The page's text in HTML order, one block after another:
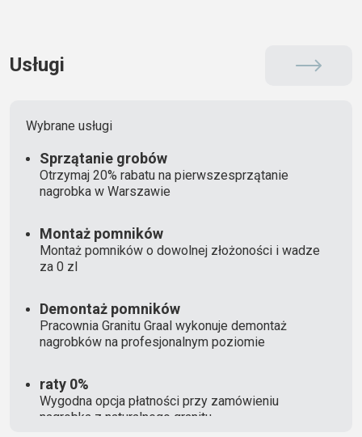
Usługi
Wybrane usługi
Sprzątanie grobów
Otrzymaj 20% rabatu na pierwszesprzątanie
nagrobka w Warszawie
Montaż pomników
Montaż pomników o dowolnej złożoności i wadze
za 0 zl
Demontaż pomników
Pracownia Granitu Graal wykonuje demontaż
nagrobków na profesjonalnym poziomie
raty 0%
Wygodna opcja płatności przy zamówieniu
nagrobka z naturalnego granitu